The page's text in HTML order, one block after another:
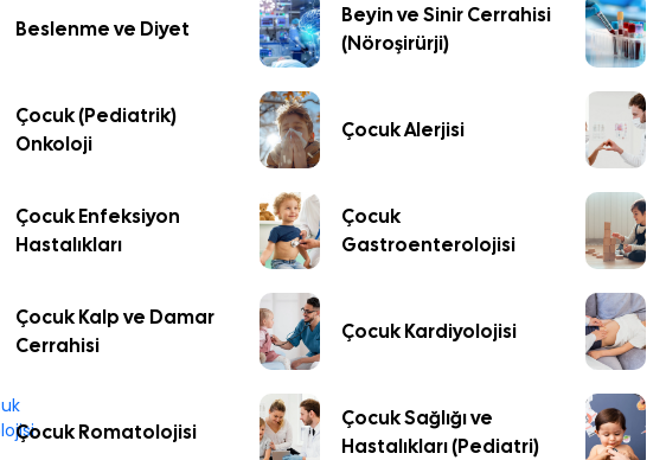
Beslenme ve Diyet
Beyin ve Sinir Cerrahisi
(Nöroşirürji)
Çocuk (Pediatrik)
Onkoloji
Çocuk Alerjisi
Çocuk Enfeksiyon
Hastalıkları
Çocuk
Gastroenterolojisi
Çocuk Kalp ve Damar
Cerrahisi
Çocuk Kardiyolojisi
Çocuk Romatolojisi
Çocuk Sağlığı ve
Hastalıkları (Pediatri)